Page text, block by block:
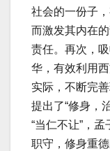
社会的一份子
而激发其内在
责任。再次，
华，有效利用
实际，不断完
提出了“修身，
“当仁不让”，
职守，修身重